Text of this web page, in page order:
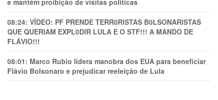
e mantém proibição de visitas políticas
08:24: VÍDEO: PF PRENDE TERR0RlSTAS B0LSONARlSTAS
QUE QUERIAM EXPL0DlR LULA E O STF!!! A MANDO DE
FLÁVIO!!!
08:01: Marco Rubio lidera manobra dos EUA para beneficiar
Flávio Bolsonaro e prejudicar reeleição de Lula